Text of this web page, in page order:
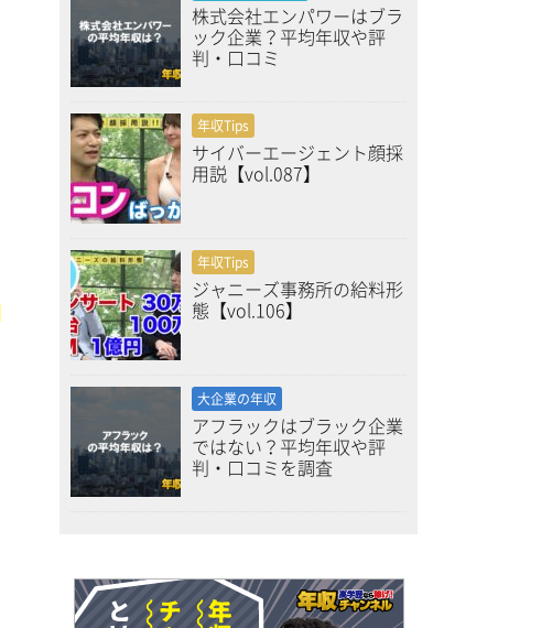
株式会社エンパワーはブラ
ック企業？平均年収や評
判・口コミ
年収Tips
サイバーエージェント顔採
用説【vol.087】
年収Tips
ジャニーズ事務所の給料形
態【vol.106】
大企業の年収
アフラックはブラック企業
ではない？平均年収や評
判・口コミを調査